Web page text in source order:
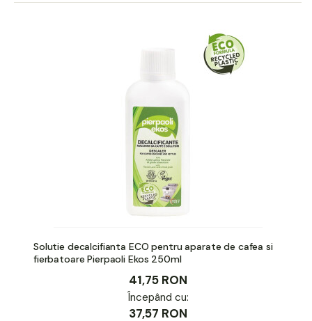
Solutie decalcifianta ECO pentru aparate de cafea si
fierbatoare Pierpaoli Ekos 250ml
41,75 RON
Începând cu:
37,57 RON